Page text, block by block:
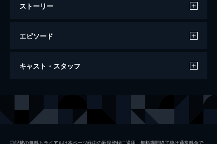
ストーリー
エピソード
事案01 経歴詐称(事件編)
小田）。客の沙織（三倉茉奈）の相談に乗っ
恋人にだまされているかもと悩む客の沙織
キャスト・スタッフ
久保史緒里
◎記載の無料トライアルは本ページ経由の新規登録に適用。無料期間終了後は通常料金で